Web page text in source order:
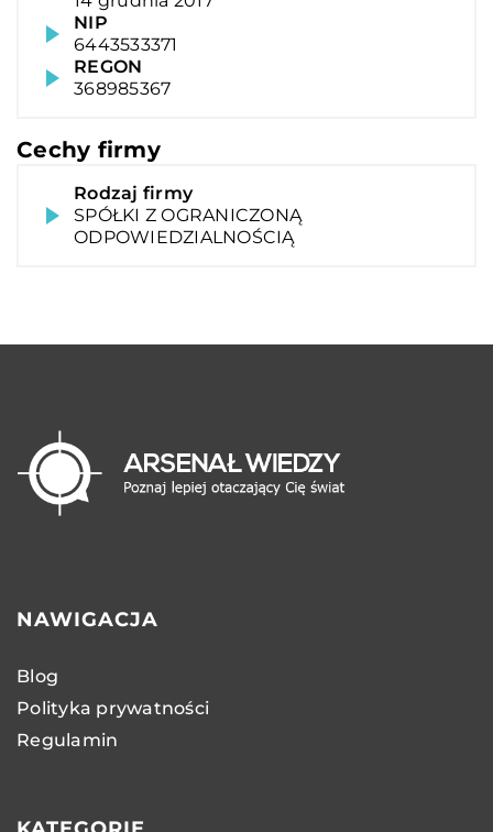
NIP
6443533371
REGON
368985367
Cechy firmy
Rodzaj firmy
SPÓŁKI Z OGRANICZONĄ
ODPOWIEDZIALNOŚCIĄ
NAWIGACJA
Blog
Polityka prywatności
Regulamin